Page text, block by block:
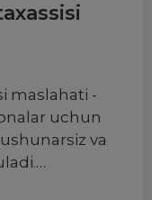
maslahati -
uchun
va